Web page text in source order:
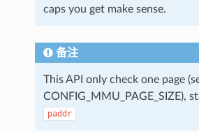
caps you get make sense.
备注
This API only check one page
CONFIG_MMU_PAGE_SIZE),
paddr